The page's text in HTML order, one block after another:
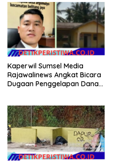
Kaperwil Sumsel Media
Rajawalinews Angkat Bicara
Dugaan Penggelapan Dana
Hilang 3 Bulan Bawa
Anggaran Pembangunan